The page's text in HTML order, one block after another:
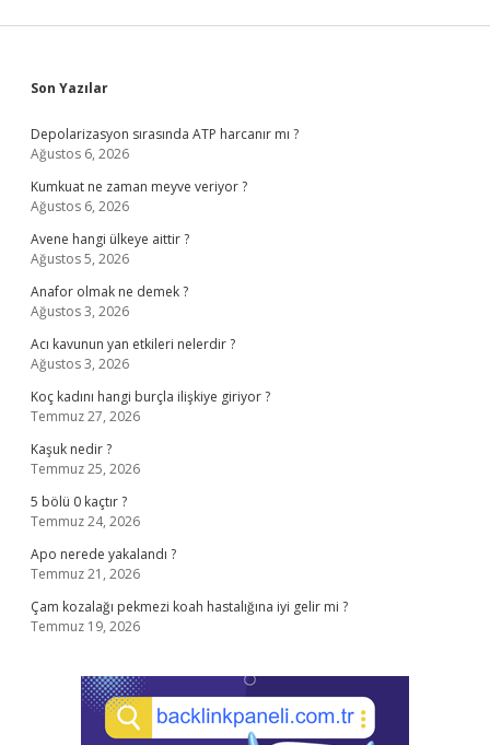
Sidebar
Son Yazılar
Depolarizasyon sırasında ATP harcanır mı ?
Ağustos 6, 2026
Kumkuat ne zaman meyve veriyor ?
Ağustos 6, 2026
Avene hangi ülkeye aittir ?
Ağustos 5, 2026
Anafor olmak ne demek ?
Ağustos 3, 2026
Acı kavunun yan etkileri nelerdir ?
Ağustos 3, 2026
Koç kadını hangi burçla ilişkiye giriyor ?
Temmuz 27, 2026
Kaşuk nedir ?
Temmuz 25, 2026
5 bölü 0 kaçtır ?
Temmuz 24, 2026
Apo nerede yakalandı ?
Temmuz 21, 2026
Çam kozalağı pekmezi koah hastalığına iyi gelir mi ?
Temmuz 19, 2026